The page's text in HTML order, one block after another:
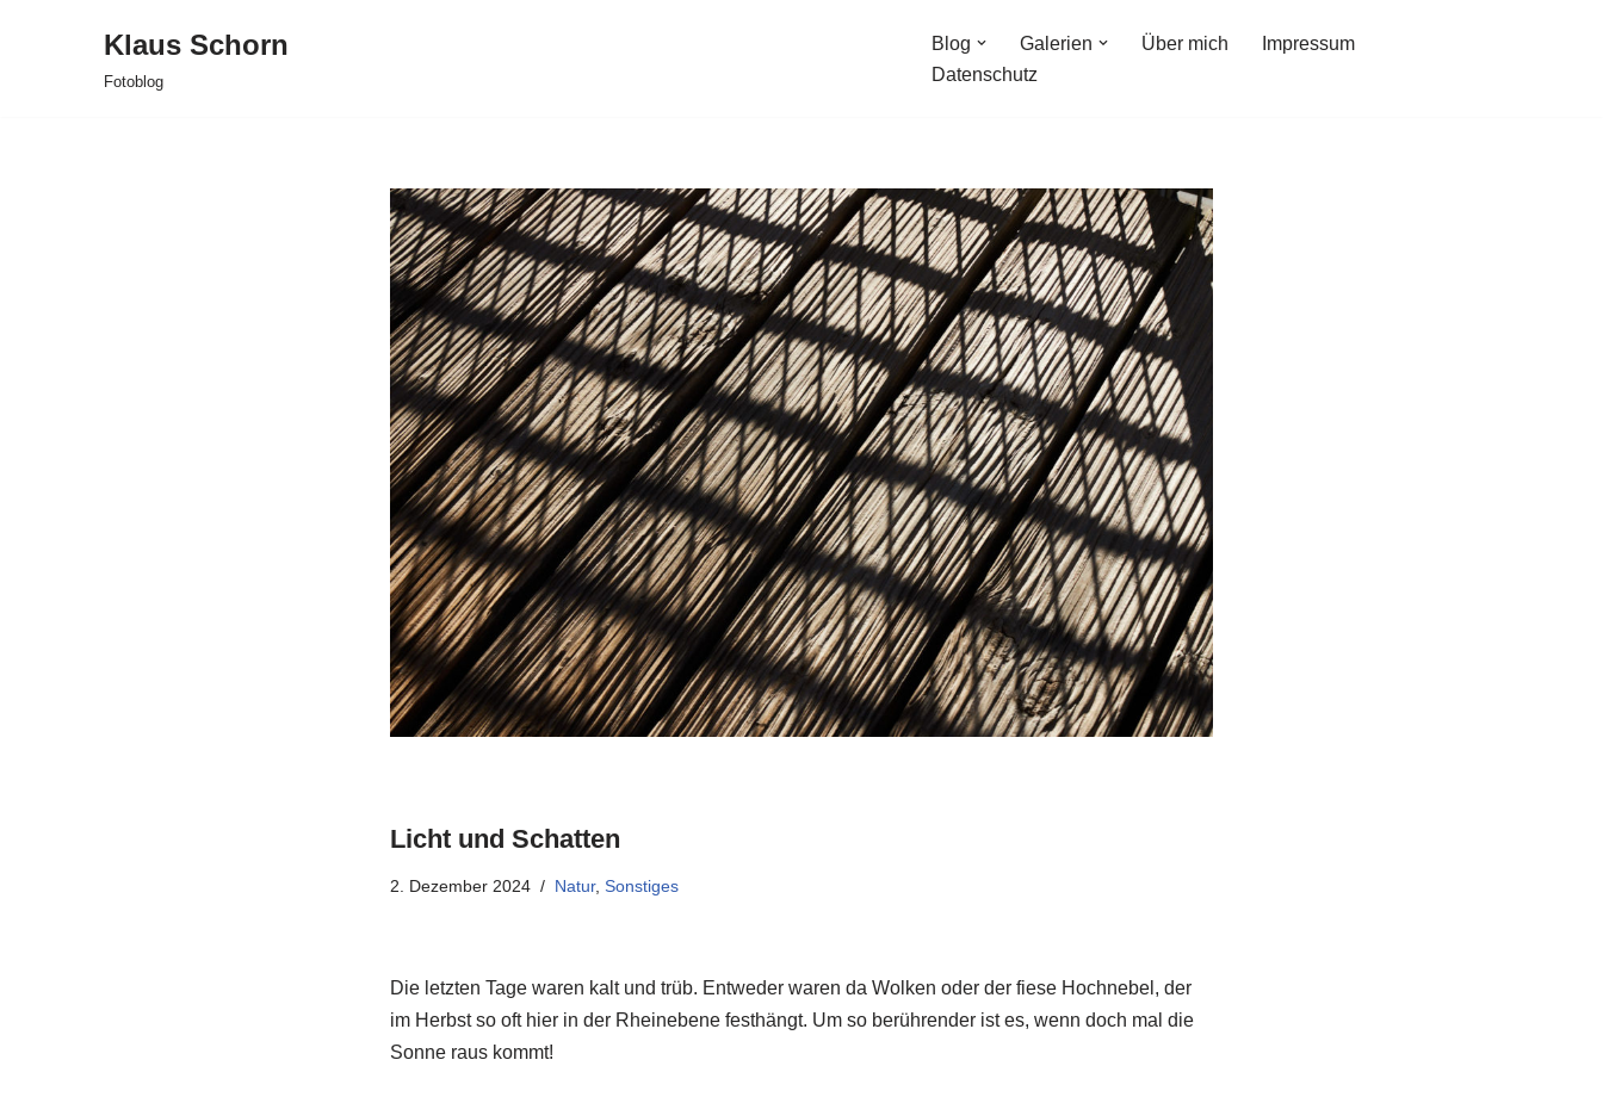
Klaus Schorn
Fotoblog
Blog Galerien Über mich
Impressum
Datenschutz
Licht und Schatten
2. Dezember 2024 Natur, Sonstiges
Die letzten Tage waren kalt und trüb. Entweder waren da Wolken oder der fiese Hochnebel, der
im Herbst so oft hier in der Rheinebene festhängt. Um so berührender ist es, wenn doch mal die
Sonne raus kommt!